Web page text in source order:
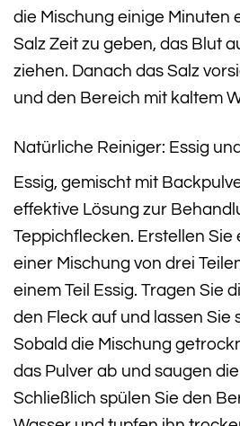
die Mischung einige Minuten
Salz Zeit zu geben, das Blut
ziehen. Danach das Salz
und den Bereich mit kaltem
Natürliche Reiniger: Essig
Essig, gemischt mit
effektive Lösung zur
Teppichflecken. Erstellen Sie
einer Mischung von drei
einem Teil Essig. Tragen Sie
den Fleck auf und lassen Sie
Sobald die Mischung
das Pulver ab und saugen
Schließlich spülen Sie den